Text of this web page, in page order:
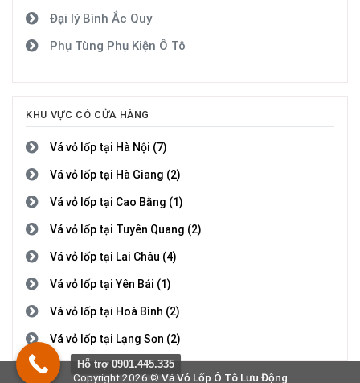
Đại lý Bình Ắc Quy
Phụ Tùng Phụ Kiện Ô Tô
KHU VỰC CÓ CỬA HÀNG
Vá vỏ lốp tại Hà Nội (7)
Vá vỏ lốp tại Hà Giang (2)
Vá vỏ lốp tại Cao Bằng (1)
Vá vỏ lốp tại Tuyên Quang (2)
Vá vỏ lốp tại Lai Châu (4)
Vá vỏ lốp tại Yên Bái (1)
Vá vỏ lốp tại Hoà Bình (2)
Vá vỏ lốp tại Lạng Sơn (2)
Vá vỏ lốp tại Quảng Ninh (4)
Copyright 2026 © Vá Vỏ Lốp Ô Tô Lưu Động
Hỗ trợ 0901.445.335